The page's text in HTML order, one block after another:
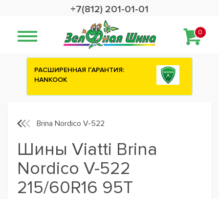
+7(812) 201-01-01
0
Сashback 2500 рублей на зимние
Brina Nordico V-522
Шины Viatti Brina
Nordico V-522
215/60R16 95T